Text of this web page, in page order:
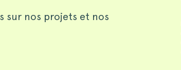
sur nos projets et nos